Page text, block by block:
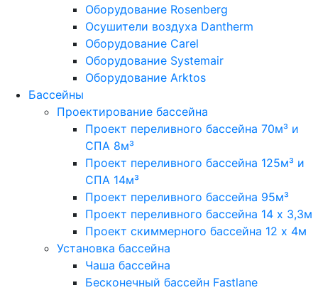
Оборудование Rosenberg
Осушители воздуха Dantherm
Оборудование Carel
Оборудование Systemair
Оборудование Arktos
Бассейны
Проектирование бассейна
Проект переливного бассейна 70м³ и
СПА 8м³
Проект переливного бассейна 125м³ и
СПА 14м³
Проект переливного бассейна 95м³
Проект переливного бассейна 14 х 3,3м
Проект скиммерного бассейна 12 х 4м
Установка бассейна
Чаша бассейна
Бесконечный бассейн Fastlane